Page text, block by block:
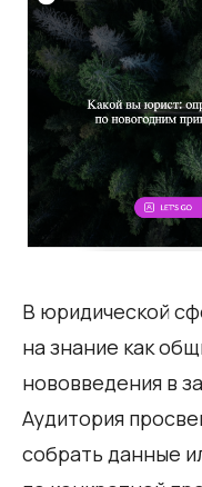
В юридической
на знание как
нововведения в
Аудитория
собрать данные